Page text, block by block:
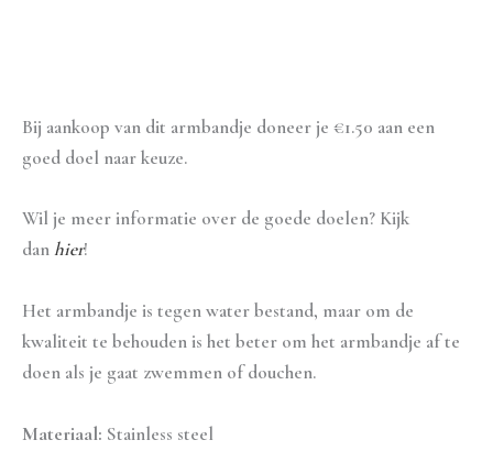
Bij aankoop van dit armbandje doneer je €1.50 aan een
goed doel naar keuze.
Wil je meer informatie over de goede doelen? Kijk
danhier!
Het armbandje is tegen water bestand, maar om de
kwaliteit te behouden is het beter om het armbandje af te
doen als je gaat zwemmen of douchen.
Materiaal: Stainless steel